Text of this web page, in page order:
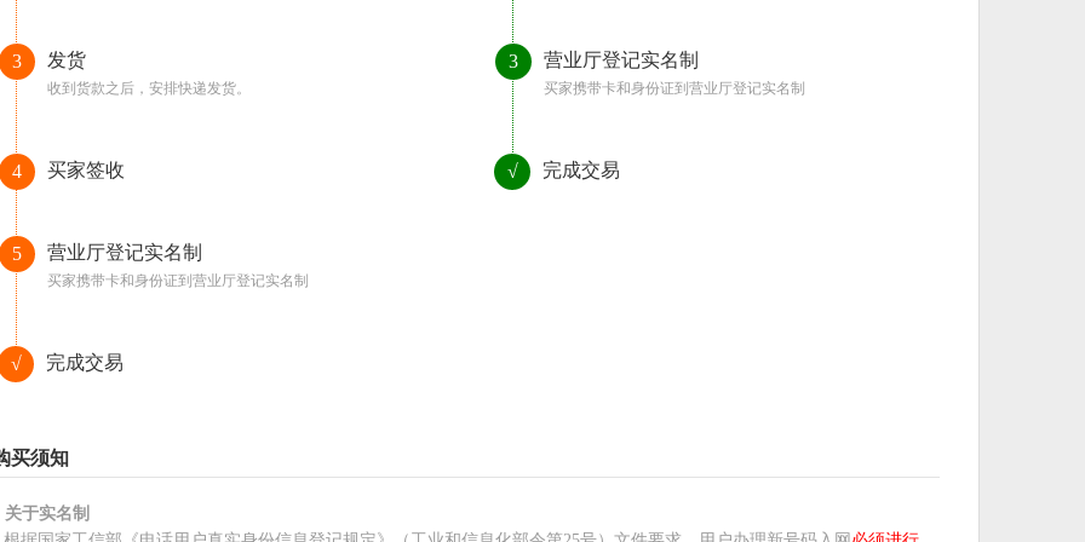
3 发货
收到货款之后，安排快递发货。
4 买家签收
5 营业厅登记实名制
买家携带卡和身份证到营业厅登记实名制
√ 完成交易
3 营业厅登记实名制
买家携带卡和身份证到营业厅登记实名制
√ 完成交易
买须知
关于实名制